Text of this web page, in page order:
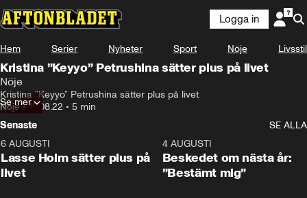
Logga in
Hem Serier Nyheter Sport Nöje Livsstil
Kristina ”Keyyo” Petrushina sätter plus på livet
Nöje
Kristina ”Keyyo” Petrushina sätter plus på livet
Nöje•15.08.22 • 5 min
Se mer
Senaste
SE ALLA
6 AUGUSTI
Lasse Holm sätter plus på
livet
4 AUGUSTI
Beskedet om nästa år:
”Bestämt mig”